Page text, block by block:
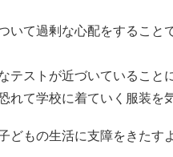
いて過剰な心配をすること
テストが近づいていること
れて学校に着ていく服装を
どもの生活に支障をきたす